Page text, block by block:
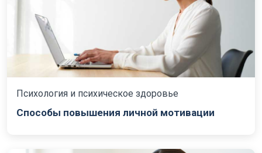
Психология и психическое здоровье
Способы повышения личной мотивации